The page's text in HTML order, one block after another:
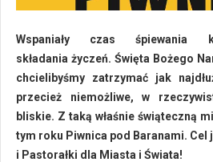
Wspaniały czas śpiewania
składania życzeń. Święta Bożego
chcielibyśmy zatrzymać jak
przecież niemożliwe, w
bliskie. Z taką właśnie świąteczną
tym roku Piwnica pod Baranami. Cel
i Pastorałki dla Miasta i Świata!